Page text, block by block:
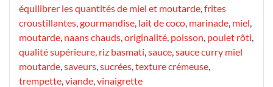
équilibrer les quantités de miel et moutarde,frites
croustillantes,gourmandise, lait de coco, marinade, miel,
moutarde, naans chauds,originalité, poisson, poulet rôti,
qualité supérieure, riz basmati,sauce,sauce curry miel
moutarde,saveurs,sucrées,texture crémeuse,
trempette,viande,vinaigrette